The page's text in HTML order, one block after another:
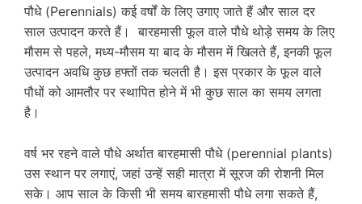
पौधे (Perennials) कई वर्षों के लिए उगाए जाते हैं और साल दर
साल उत्पादन करते हैं। बारहमासी फूल वाले पौधे थोड़े समय के लिए
मौसम से पहले, मध्य-मौसम या बाद के मौसम में खिलते हैं, इनकी फूल
उत्पादन अवधि कुछ हफ्तों तक चलती है। इस प्रकार के फूल वाले
पौधों को आमतौर पर स्थापित होने में भी कुछ साल का समय लगता
है।
वर्ष भर रहने वाले पौधे अर्थात बारहमासी पौधे (perennial plants)
उस स्थान पर लगाएं, जहां उन्हें सही मात्रा में सूरज की रोशनी मिल
सके। आप साल के किसी भी समय बारहमासी पौधे लगा सकते हैं,